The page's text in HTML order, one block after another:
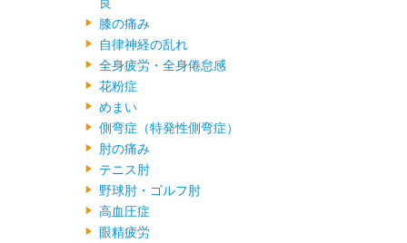
膝の痛み
自律神経の乱れ
全身疲労・全身倦怠感
花粉症
めまい
側弯症（特発性側弯症）
肘の痛み
テニス肘
野球肘・ゴルフ肘
高血圧症
眼精疲労